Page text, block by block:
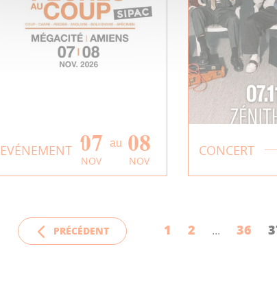
Salon | SIPAC 2026
EN SAVOIR PLUS
EVÉNEMENT 07
NOV
au 08
NOV
Concert |
EN SAVOIR
CONCERT
PRÉCÉDENT 1 2 ... 36